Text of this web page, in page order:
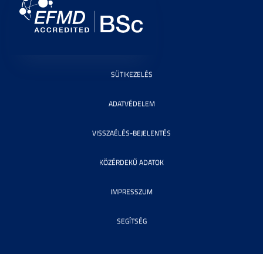
SÜTIKEZELÉS
ADATVÉDELEM
VISSZAÉLÉS-BEJELENTÉS
KÖZÉRDEKŰ ADATOK
IMPRESSZUM
SEGÍTSÉG